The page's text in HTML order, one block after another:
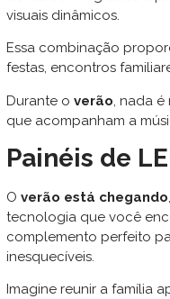
visuais dinâmicos.
Essa combinação
festas, encontros
Durante o verão , nada
que acompanham a
Painéis de
O verão está chegando
tecnologia que você
complemento perfeito
inesquecíveis.
Imagine reunir a família